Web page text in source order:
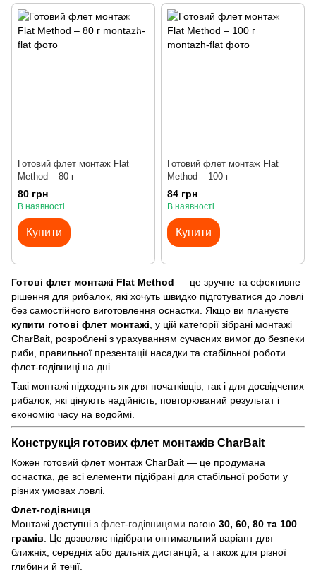
Готовий флет монтаж Flat
Method – 80 г
80 грн
В наявності
Купити
Готовий флет монтаж Flat
Method – 100 г
84 грн
В наявності
Купити
Готові флет монтажі Flat Method — це зручне та ефективне
рішення для рибалок, які хочуть швидко підготуватися до ловлі
без самостійного виготовлення оснастки. Якщо ви плануєте
купити готові флет монтажі, у цій категорії зібрані монтажі
CharBait, розроблені з урахуванням сучасних вимог до безпеки
риби, правильної презентації насадки та стабільної роботи
флет-годівниці на дні.
Такі монтажі підходять як для початківців, так і для досвідчених
рибалок, які цінують надійність, повторюваний результат і
економію часу на водоймі.
Конструкція готових флет монтажів CharBait
Кожен готовий флет монтаж CharBait — це продумана
оснастка, де всі елементи підібрані для стабільної роботи у
різних умовах ловлі.
Флет-годівниця
Монтажі доступні з флет-годівницями вагою 30, 60, 80 та 100
грамів . Це дозволяє підібрати оптимальний варіант для
ближніх, середніх або дальніх дистанцій, а також для різної
глибини й течії.